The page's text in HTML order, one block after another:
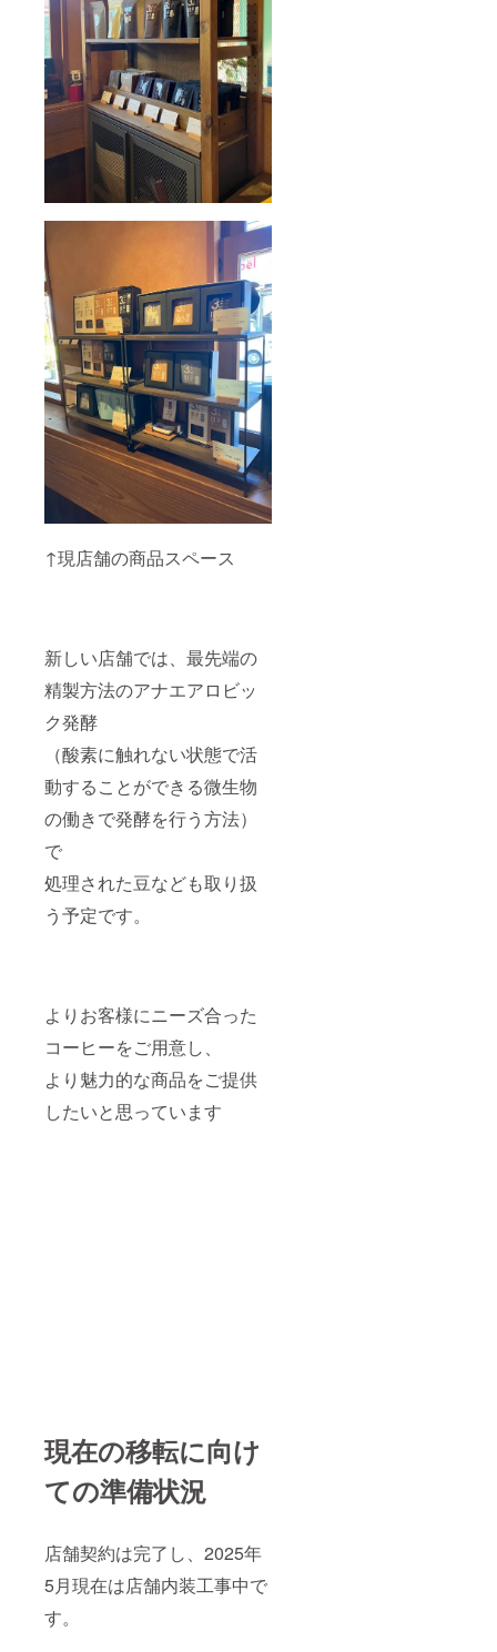
↑現店舗の商品スペース
新しい店舗では、最先端の
精製方法のアナエアロビッ
ク発酵
（酸素に触れない状態で活
動することができる微生物
の働きで発酵を行う方法）
で
処理された豆なども取り扱
う予定です。
よりお客様にニーズ合った
コーヒーをご用意し、
より魅力的な商品をご提供
したいと思っています
現在の移転に向け
ての準備状況
店舗契約は完了し、2025年
5月現在は店舗内装工事中で
す。